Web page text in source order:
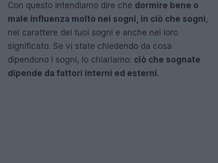
Con questo intendiamo dire che dormire bene o
male influenza molto nei sogni, in ciò che sogni,
nel carattere dei tuoi sogni e anche nel loro
significato. Se vi state chiedendo da cosa
dipendono i sogni, lo chiariamo: ciò che sognate
dipende da fattori interni ed esterni.